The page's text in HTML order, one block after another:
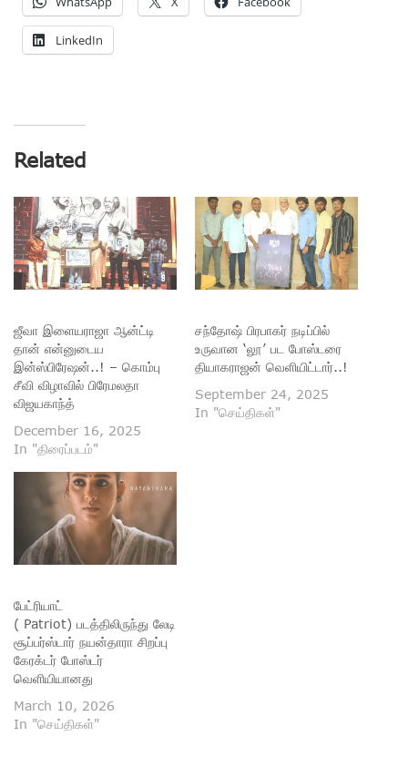
LinkedIn
Related
ஜீவா இளையராஜா ஆன்ட்டி
தான் என்னுடைய
இன்ஸ்பிரேஷன்..! – கொம்பு
சீவி விழாவில் பிரேமலதா
விஜயகாந்த்
December 16, 2025
In "திரைப்படம்"
சந்தோஷ் பிரபாகர் நடிப்பில்
உருவான ‘லூ’ பட போஸ்டரை
தியாகராஜன் வெளியிட்டார்..!
September 24, 2025
In "செய்திகள்"
பேட்ரியாட்
( Patriot) படத்திலிருந்து லேடி
சூப்பர்ஸ்டார் நயன்தாரா சிறப்பு
கேரக்டர் போஸ்டர்
வெளியியானது
March 10, 2026
In "செய்திகள்"